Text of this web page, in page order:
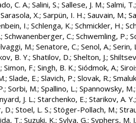
C. A.; Salini, S.; Sallese, J. M.; Salmi, T.
Sarasola, X.; Sarpün, I. H.; Sauvain, M.;
I.; Schlenga, K.; Schmickler, H.;
; Schwanenberger, C.; Schwemling, P.;
M.; Senatore, C.; Senol, A.; Serin,
B. Y.; Shatilov, D.; Shelton, J.;
; Simon, F.; Singh, B. K.; Siódmok, A.;
; Slade, E.; Slavich, P.; Slovak, R.;
; Sorbi, M.; Spallino, L.; Spannowsky, M.
J. L.; Starchenko, E.; Starikov, A. Y.
D.; Stoel, L. S.; Stöger-Pollach, M.;
T.; Suzuki, K.; Sylva, G.; Syphers, M. J.